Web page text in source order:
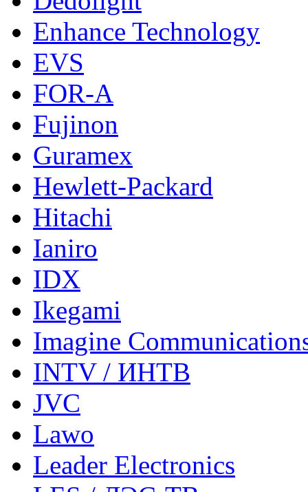
Enhance Technology
EVS
FOR-A
Fujinon
Guramex
Hewlett-Packard
Hitachi
Ianiro
IDX
Ikegami
Imagine
INTV / ИНТВ
JVC
Lawo
Leader Electronics